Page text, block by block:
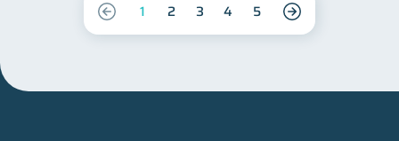
1 2 3 4 5